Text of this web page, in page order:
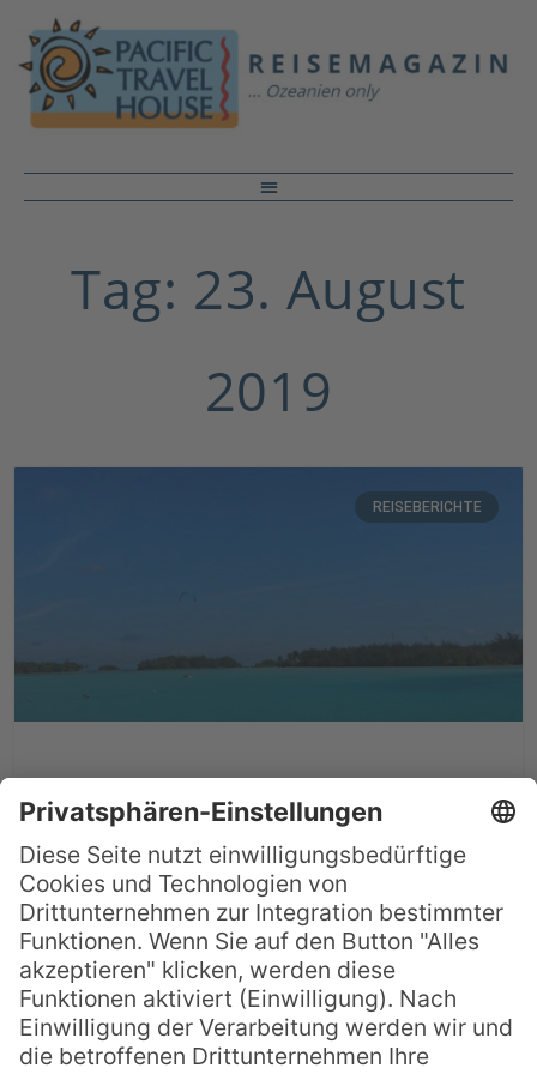
Tag: 23. August
2019
REISEBERICHTE
Kunden-Reisebericht: Südsee
April/Mai 2019
Anlässlich unseres 30-jährigen
Hochzeitsjubiläums wollten wir unseren
lang gehegten Traum von der Südsee
verwirklichen. Ein gut befreundetes
Ehepaar hat uns das Pacific Travel House